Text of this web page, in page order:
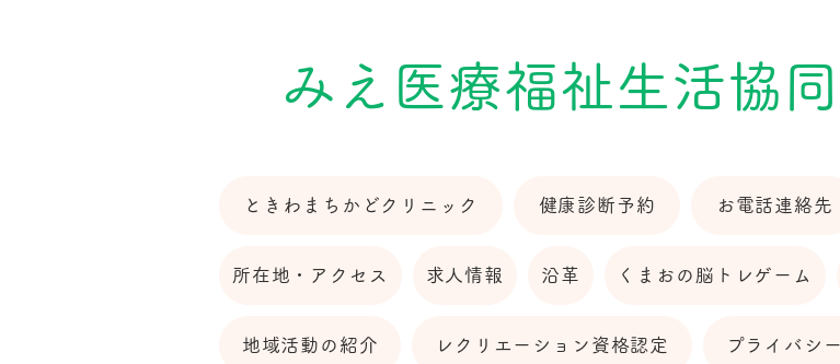
みえ医療福祉生活協
ときわまちかどクリニック 健康診断予約 お電話連絡先
所在地・アクセス 求人情報 沿革 くまおの脳トレゲーム
地域活動の紹介 レクリエーション資格認定 プライバシ